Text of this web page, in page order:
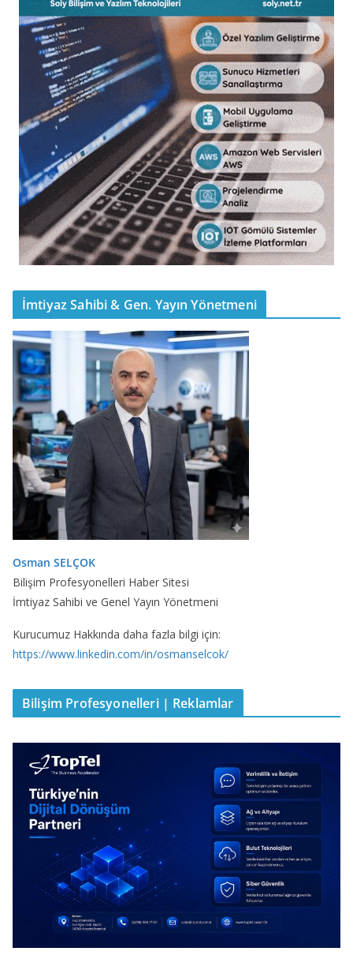
İmtiyaz Sahibi & Gen. Yayın Yönetmeni
Osman SELÇOK
Bilişim Profesyonelleri Haber Sitesi
İmtiyaz Sahibi ve Genel Yayın Yönetmeni
Kurucumuz Hakkında daha fazla bilgi için:
https://www.linkedin.com/in/osmanselcok/
Bilişim Profesyonelleri | Reklamlar